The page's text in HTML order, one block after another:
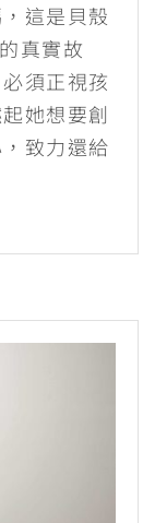
這是貝殼
真實故
須正視孩
她想要創
致力還給